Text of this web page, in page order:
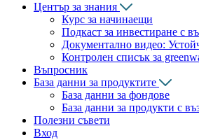
Център за знания
Курс за начинаещи
Подкаст за инвестиране с
Документално видео:
Контролен списък за
Въпросник
База данни за продуктите
База данни за фондове
База данни за продукти с
Полезни съвети
Вход